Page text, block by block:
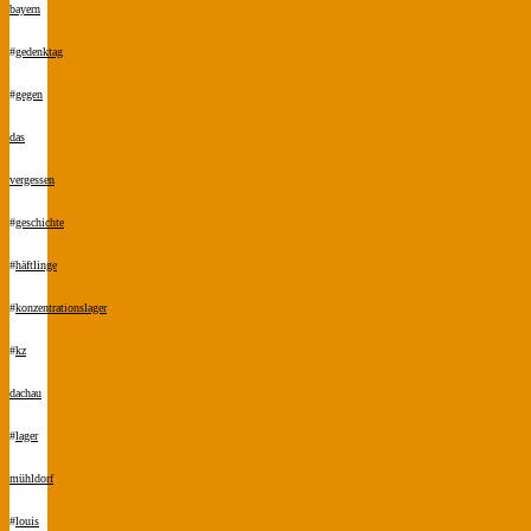
bayern
#gedenktag
#gegen
das
vergessen
#geschichte
#häftlinge
#konzentrationslager
#kz
dachau
#lager
mühldorf
#louis